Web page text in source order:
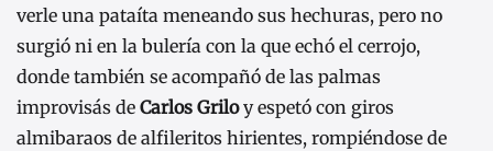
verle una pataíta meneando sus hechuras, pero no
surgió ni en la bulería con la que echó el cerrojo,
donde también se acompañó de las palmas
improvisás de Carlos Griloy espetó con giros
almibaraos de alfileritos hirientes, rompiéndose de